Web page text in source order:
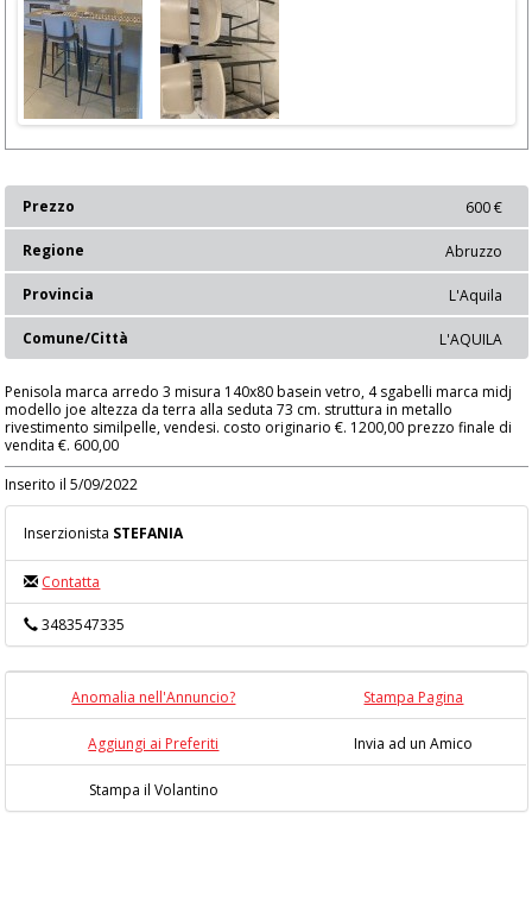
600 €
Prezzo
Abruzzo
Regione
L'Aquila
Provincia
L'AQUILA
Comune/Città
Penisola marca arredo 3 misura 140x80 basein vetro, 4 sgabelli marca midj
modello joe altezza da terra alla seduta 73 cm. struttura in metallo
rivestimento similpelle, vendesi. costo originario €. 1200,00 prezzo finale di
vendita €. 600,00
Inserito il 5/09/2022
Inserzionista STEFANIA
Contatta
3483547335
Anomalia nell'Annuncio? Stampa Pagina
Aggiungi ai Preferiti Invia ad un Amico
Stampa il Volantino